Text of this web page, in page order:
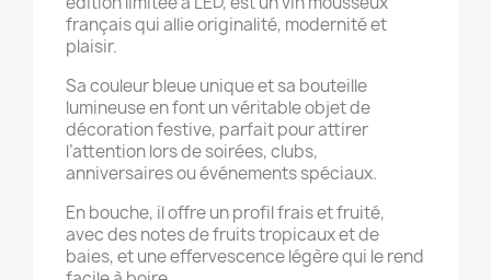
français qui allie originalité, modernité et
plaisir.
Sa couleur bleue unique et sa bouteille
lumineuse en font un véritable objet de
décoration festive, parfait pour attirer
l’attention lors de soirées, clubs,
anniversaires ou événements spéciaux.
En bouche, il offre un profil frais et fruité,
avec des notes de fruits tropicaux et de
baies, et une effervescence légère qui le rend